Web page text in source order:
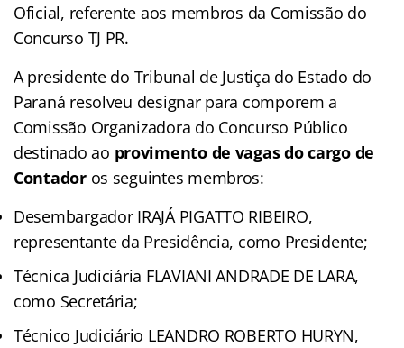
Oficial, referente aos membros da Comissão do
Concurso TJ PR.
A presidente do Tribunal de Justiça do Estado do
Paraná resolveu designar para comporem a
Comissão Organizadora do Concurso Público
destinado ao provimento de vagas do cargo de
Contadoros seguintes membros:
Desembargador IRAJÁ PIGATTO RIBEIRO,
representante da Presidência, como Presidente;
Técnica Judiciária FLAVIANI ANDRADE DE LARA,
como Secretária;
Técnico Judiciário LEANDRO ROBERTO HURYN,